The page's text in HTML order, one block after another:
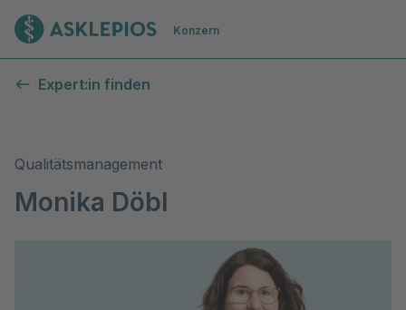
Zur Startseite
Konzern
Expert:in finden
Qualitätsmanagement
Monika Döbl